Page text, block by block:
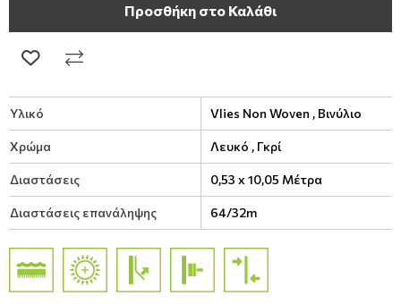
Προσθήκη στο Καλάθι
Υλικό Vlies Non Woven , Βινύλιο
Χρώμα Λευκό , Γκρί
Διαστάσεις 0,53 x 10,05 Μέτρα
Διαστάσεις επανάληψης 64/32m